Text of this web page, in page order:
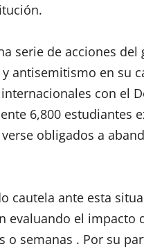
serie de acciones
antisemitismo en su
con el
6,800 estudiantes
obligados a
cautela ante esta
evaluando el impacto
semanas . Por su